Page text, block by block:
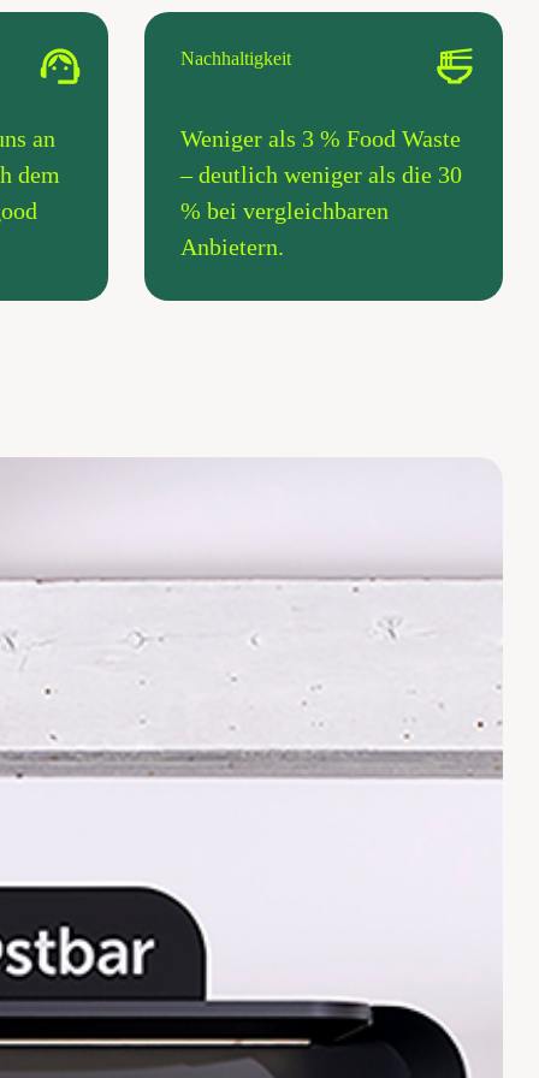
an
dem
Nachhaltigkeit
Weniger als 3 % Food Waste
– deutlich weniger als die 30
% bei vergleichbaren
Anbietern.